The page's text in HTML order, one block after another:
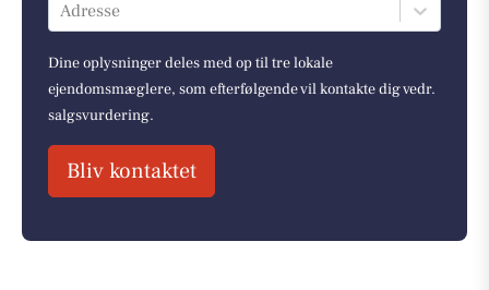
Adresse
Dine oplysninger deles med op til tre lokale
ejendomsmæglere, som efterfølgende vil kontakte dig vedr.
salgsvurdering.
Bliv kontaktet